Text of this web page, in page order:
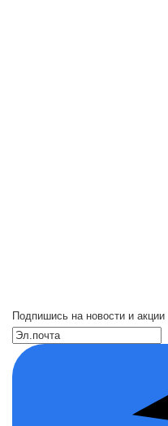
Подпишись на новости и акции